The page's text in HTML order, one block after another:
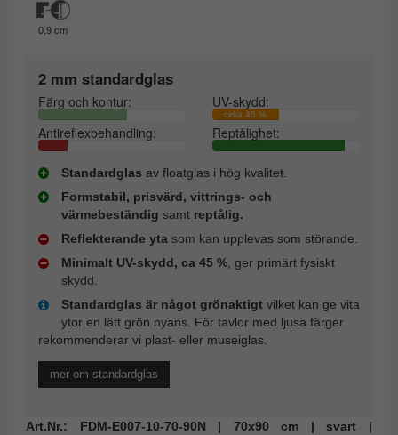
0,9 cm
2 mm standardglas
Färg och kontur: UV-skydd:
cirka 45 %
Antireflexbehandling: Reptålighet:
Standardglas av floatglas i hög kvalitet.
Formstabil, prisvärd, vittrings- och
värmebeständig samt reptålig.
Reflekterande yta som kan upplevas som störande.
Minimalt UV-skydd, ca 45 % , ger primärt fysiskt
skydd.
Standardglas är något grönaktigt vilket kan ge vita
ytor en lätt grön nyans. För tavlor med ljusa färger
rekommenderar vi plast- eller museiglas.
mer om standardglas
Art.Nr.: FDM-E007-10-70-90N | 70x90 cm | svart |